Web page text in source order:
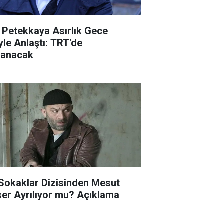
Asırlık Gece
Anlaştı: TRT'de
Dizisinden Mesut
Ayrılıyor mu? Açıklama